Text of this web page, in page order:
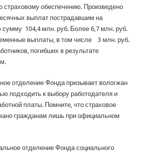
страховому обеспечению. Произведено
выплат пострадавшим на
сумму 104,4 млн. руб. Более 6,7 млн. руб.
выплаты, в том числе 3 млн. руб.
погибших в результате
отделение Фонда призывает вологжан
подходить к выбору работодателя и
платы. Помните, что страховое
гражданам лишь при официальном
отделение Фонда социального